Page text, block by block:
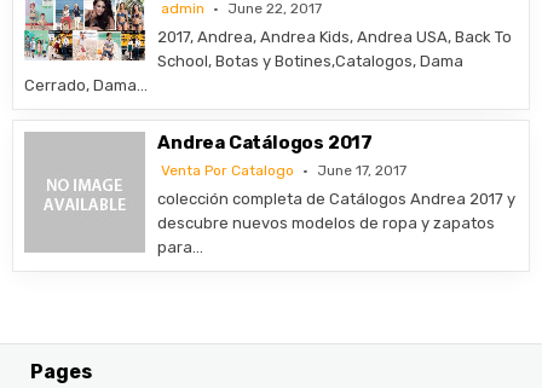
admin June 22, 2017
2017, Andrea, Andrea Kids, Andrea USA, Back To
School, Botas y Botines,Catalogos, Dama
Cerrado, Dama…
Andrea Catálogos 2017
Venta Por Catalogo June 17, 2017
colección completa de Catálogos Andrea 2017 y
descubre nuevos modelos de ropa y zapatos
para…
Pages